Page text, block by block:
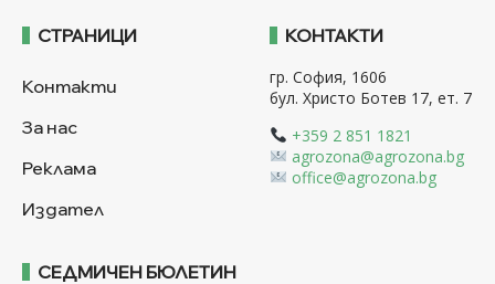
СТРАНИЦИ
Контакти
За нас
Реклама
Издател
КОНТАКТИ
гр. София, 1606
бул. Христо Ботев 17, ет. 7
+359 2 851 1821
agrozona@agrozona.bg
office@agrozona.bg
СЕДМИЧЕН БЮЛЕТИН